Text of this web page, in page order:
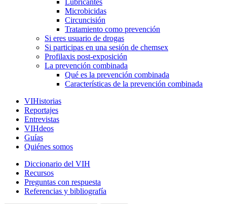
Lubricantes
Microbicidas
Circuncisión
Tratamiento como prevención
Si eres usuario de drogas
Si participas en una sesión de chemsex
Profilaxis post-exposición
La prevención combinada
Qué es la prevención combinada
Características de la prevención combinada
VIHistorias
Reportajes
Entrevistas
VIHdeos
Guías
Quiénes somos
Diccionario del VIH
Recursos
Preguntas con respuesta
Referencias y bibliografía